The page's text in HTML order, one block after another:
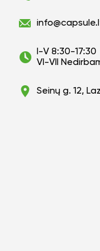
I-V 8:30-17:30
VI-VII
Seinų g. 12,